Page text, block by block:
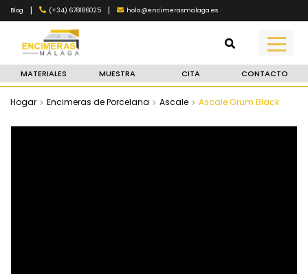
Blog | (+34) 678186025 | hola@encimerasmalaga.es
MATERIALES MUESTRA CITA CONTACTO
Hogar Encimeras de Porcelana Ascale Ascale Grum Black